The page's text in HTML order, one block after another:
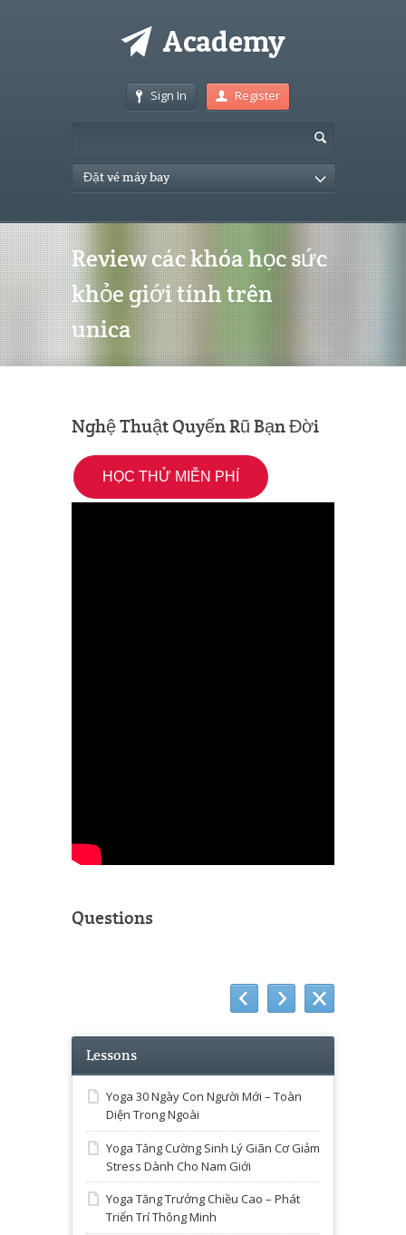
Sign In Register
Đặt vé máy bay
Review các khóa học sức
khỏe giới tính trên
unica
Nghệ Thuật Quyến Rũ Bạn Đời
HỌC THỬ MIỄN PHÍ
Questions
Lessons
Yoga 30 Ngày Con Người Mới – Toàn
Diện Trong Ngoài
Yoga Tăng Cường Sinh Lý Giãn Cơ Giảm
Stress Dành Cho Nam Giới
Yoga Tăng Trưởng Chiều Cao – Phát
Triển Trí Thông Minh